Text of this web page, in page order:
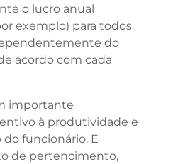
o lucro anual
exemplo) para todos
do
acordo com cada
importante
à produtividade e
funcionário. E
de pertencimento,